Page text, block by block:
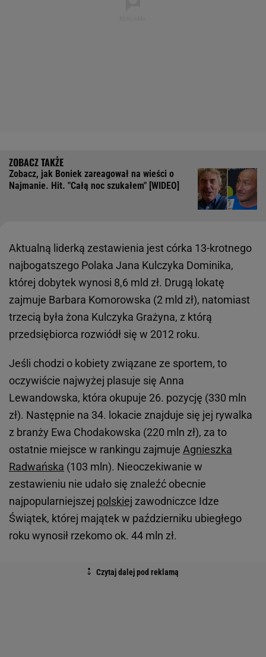
Zobacz, jak Boniek zareagował na wieści o
Najmanie. Hit. "Całą noc szukałem" [WIDEO]
Aktualną liderką zestawienia jest córka 13-krotnego
najbogatszego Polaka Jana Kulczyka Dominika,
której dobytek wynosi 8,6 mld zł. Drugą lokatę
zajmuje Barbara Komorowska (2 mld zł), natomiast
trzecią była żona Kulczyka Grażyna, z którą
przedsiębiorca rozwiódł się w 2012 roku.
Jeśli chodzi o kobiety związane ze sportem, to
oczywiście najwyżej plasuje się Anna
Lewandowska, która okupuje 26. pozycję (330 mln
zł). Następnie na 34. lokacie znajduje się jej rywalka
z branży Ewa Chodakowska (220 mln zł), za to
ostatnie miejsce w rankingu zajmuje Agnieszka
Radwańska (103 mln). Nieoczekiwanie w
zestawieniu nie udało się znaleźć obecnie
najpopularniejszej polskiej zawodniczce Idze
Świątek, której majątek w październiku ubiegłego
roku wynosił rzekomo ok. 44 mln zł.